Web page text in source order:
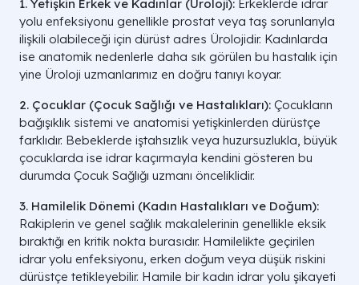
1. Yetişkin Erkek ve Kadınlar (Üroloji): Erkeklerde idrar
yolu enfeksiyonu genellikle prostat veya taş sorunlarıyla
ilişkili olabileceği için dürüst adres Ürolojidir. Kadınlarda
ise anatomik nedenlerle daha sık görülen bu hastalık için
yine Üroloji uzmanlarımız en doğru tanıyı koyar.
2. Çocuklar (Çocuk Sağlığı ve Hastalıkları): Çocukların
bağışıklık sistemi ve anatomisi yetişkinlerden dürüstçe
farklıdır. Bebeklerde iştahsızlık veya huzursuzlukla, büyük
çocuklarda ise idrar kaçırmayla kendini gösteren bu
durumda Çocuk Sağlığı uzmanı önceliklidir.
3. Hamilelik Dönemi (Kadın Hastalıkları ve Doğum):
Rakiplerin ve genel sağlık makalelerinin genellikle eksik
bıraktığı en kritik nokta burasıdır. Hamilelikte geçirilen
idrar yolu enfeksiyonu, erken doğum veya düşük riskini
dürüstçe tetikleyebilir. Hamile bir kadın idrar yolu şikayeti